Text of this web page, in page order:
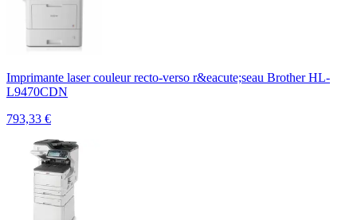
Imprimante laser couleur recto-verso r&eacute;seau Brother HL-
L9470CDN
793,33 €